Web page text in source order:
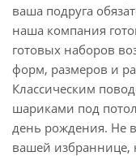
ваша подруга
наша компания
готовых наборов
форм, размеров и
Классическим
шариками под
день рождения. Не
вашей